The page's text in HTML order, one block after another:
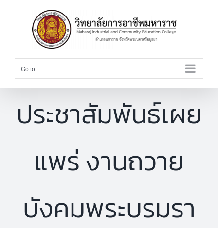
Go to...
ประชาสัมพันธ์เผย
แพร่ งานถวาย
บังคมพระบรมรา